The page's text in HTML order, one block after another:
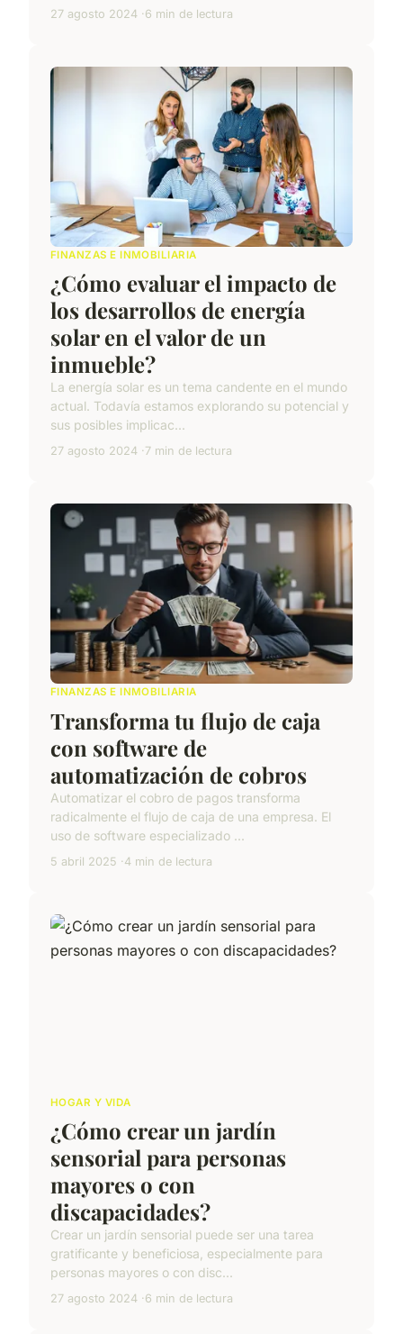
27 agosto 2024 6 min de lectura
FINANZAS E INMOBILIARIA
¿Cómo evaluar el impacto de
los desarrollos de energía
solar en el valor de un
inmueble?
La energía solar es un tema candente en el mundo
actual. Todavía estamos explorando su potencial y
sus posibles implicac...
27 agosto 2024 7 min de lectura
FINANZAS E INMOBILIARIA
Transforma tu flujo de caja
con software de
automatización de cobros
Automatizar el cobro de pagos transforma
radicalmente el flujo de caja de una empresa. El
uso de software especializado ...
5 abril 2025 4 min de lectura
HOGAR Y VIDA
¿Cómo crear un jardín
sensorial para personas
mayores o con
discapacidades?
Crear un jardín sensorial puede ser una tarea
gratificante y beneficiosa, especialmente para
personas mayores o con disc...
27 agosto 2024 6 min de lectura